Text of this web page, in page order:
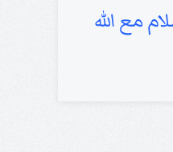
مع الله